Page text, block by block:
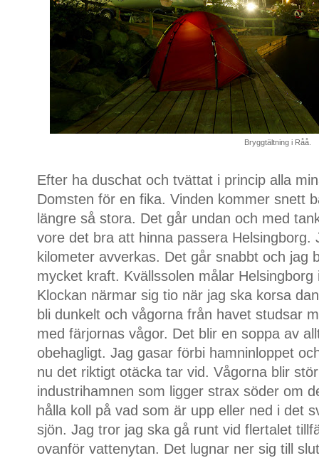
Bryggtältning i Råå.
Efter ha duschat och tvättat i princip alla
Domsten för en fika. Vinden kommer snett
längre så stora. Det går undan och med
vore det bra att hinna passera Helsingborg.
kilometer avverkas. Det går snabbt och jag
mycket kraft. Kvällssolen målar
Klockan närmar sig tio när jag ska korsa
bli dunkelt och vågorna från havet studsar
med färjornas vågor. Det blir en soppa av
obehagligt. Jag gasar förbi hamninloppet
nu det riktigt otäcka tar vid. Vågorna blir
industrihamnen som ligger strax söder om
hålla koll på vad som är upp eller ned i det
sjön. Jag tror jag ska gå runt vid flertalet
ovanför vattenytan. Det lugnar ner sig till